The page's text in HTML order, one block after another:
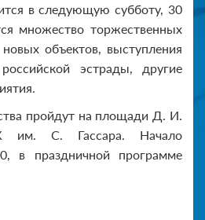
в следующую субботу, 30
множество торжественных
объектов, выступления
эстрады, другие
пройдут на площади Д. И.
им. С. Гассара. Начало
в праздничной программе